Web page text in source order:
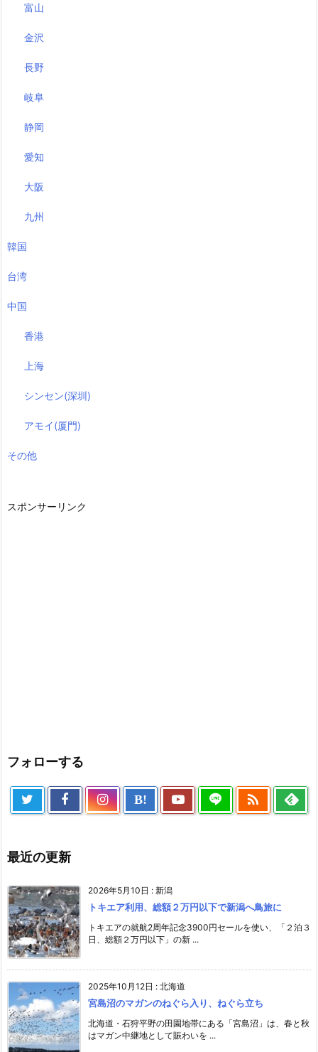
富山
金沢
長野
岐阜
静岡
愛知
大阪
九州
韓国
台湾
中国
香港
上海
シンセン(深圳)
アモイ(厦門)
その他
スポンサーリンク
フォローする
B! 
最近の更新
2026年5月10日 : 新潟
トキエア利用、総額２万円以下で新潟へ鳥旅に
トキエアの就航2周年記念3900円セールを使い、「２泊３
日、総額２万円以下」の新 ...
2025年10月12日 : 北海道
宮島沼のマガンのねぐら入り、ねぐら立ち
北海道・石狩平野の田園地帯にある「宮島沼」は、春と秋
はマガン中継地として賑わいを ...